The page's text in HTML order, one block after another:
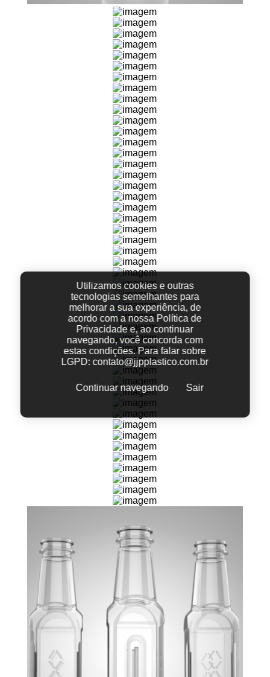
Utilizamos cookies e outras
tecnologias semelhantes para
melhorar a sua experiência, de
acordo com a nossa Política de
Privacidade e, ao continuar
navegando, você concorda com
estas condições.Para falar sobre
LGPD:contato@jjpplastico.com.br
Continuar navegando Sair